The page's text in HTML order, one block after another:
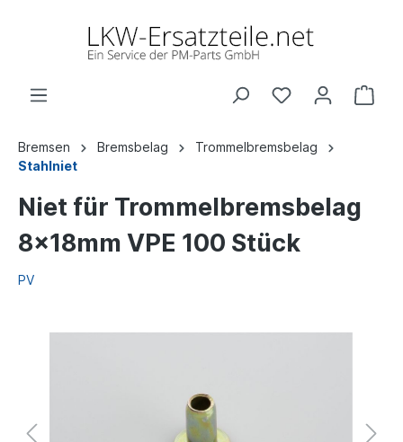
Bremsen Bremsbelag
Trommelbremsbelag
Stahlniet
Niet für Trommelbremsbelag
8x18mm VPE 100 Stück
PV